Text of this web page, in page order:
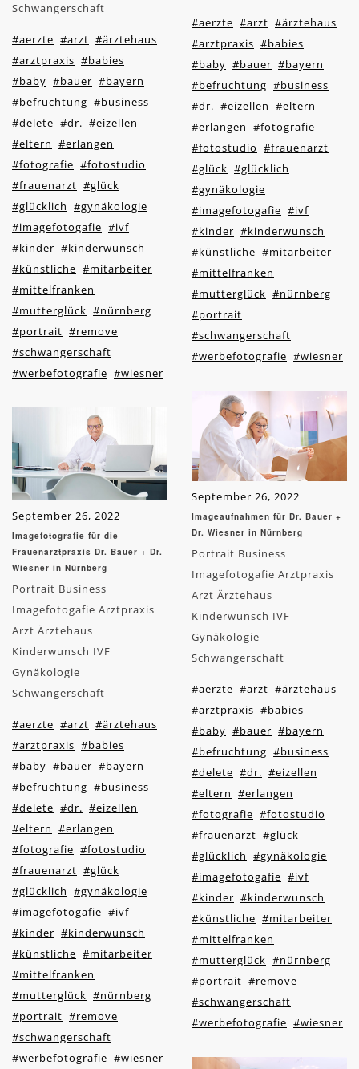
Schwangerschaft
#aerzte #arzt #ärztehaus
#arztpraxis #babies
#baby #bauer #bayern
#befruchtung #business
#delete #dr. #eizellen
#eltern #erlangen
#fotografie #fotostudio
#frauenarzt #glück
#glücklich #gynäkologie
#imagefotogafie #ivf
#kinder #kinderwunsch
#künstliche #mitarbeiter
#mittelfranken
#mutterglück #nürnberg
#portrait #remove
#schwangerschaft
#werbefotografie #wiesner
September 26, 2022
Imagefotografie für die
Frauenarztpraxis Dr. Bauer + Dr.
Wiesner in Nürnberg
Portrait Business
Imagefotogafie Arztpraxis
Arzt Ärztehaus
Kinderwunsch IVF
Gynäkologie
Schwangerschaft
#aerzte #arzt #ärztehaus
#arztpraxis #babies
#baby #bauer #bayern
#befruchtung #business
#delete #dr. #eizellen
#eltern #erlangen
#fotografie #fotostudio
#frauenarzt #glück
#glücklich #gynäkologie
#imagefotogafie #ivf
#kinder #kinderwunsch
#künstliche #mitarbeiter
#mittelfranken
#mutterglück #nürnberg
#portrait #remove
#schwangerschaft
#werbefotografie #wiesner
#aerzte #arzt #ärztehaus
#arztpraxis #babies
#baby #bauer #bayern
#befruchtung #business
#dr. #eizellen #eltern
#erlangen #fotografie
#fotostudio #frauenarzt
#glück #glücklich
#gynäkologie
#imagefotogafie #ivf
#kinder #kinderwunsch
#künstliche #mitarbeiter
#mittelfranken
#mutterglück #nürnberg
#portrait
#schwangerschaft
#werbefotografie #wiesner
September 26, 2022
Imageaufnahmen für Dr. Bauer +
Dr. Wiesner in Nürnberg
Portrait Business
Imagefotogafie Arztpraxis
Arzt Ärztehaus
Kinderwunsch IVF
Gynäkologie
Schwangerschaft
#aerzte #arzt #ärztehaus
#arztpraxis #babies
#baby #bauer #bayern
#befruchtung #business
#delete #dr. #eizellen
#eltern #erlangen
#fotografie #fotostudio
#frauenarzt #glück
#glücklich #gynäkologie
#imagefotogafie #ivf
#kinder #kinderwunsch
#künstliche #mitarbeiter
#mittelfranken
#mutterglück #nürnberg
#portrait #remove
#schwangerschaft
#werbefotografie #wiesner